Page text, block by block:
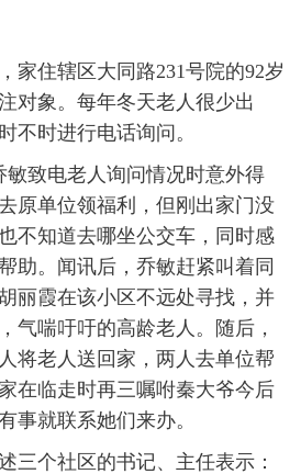
住辖区大同路231号院的92岁
对象。每年冬天老人很少出
不时进行电话询问。
致电老人询问情况时意外得
原单位领福利，但刚出家门没
不知道去哪坐公交车，同时感
助。闻讯后，乔敏赶紧叫着同
丽霞在该小区不远处寻找，并
气喘吁吁的高龄老人。随后，
将老人送回家，两人去单位帮
在临走时再三嘱咐秦大爷今后
事就联系她们来办。
个社区的书记、主任表示：